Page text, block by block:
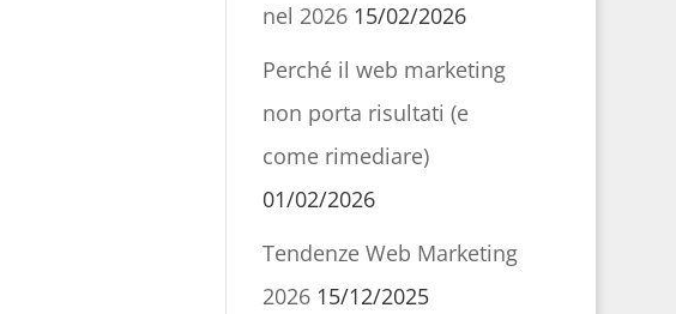
nel 2026 15/02/2026
Perché il web marketing
non porta risultati (e
come rimediare)
01/02/2026
Tendenze Web Marketing
2026 15/12/2025